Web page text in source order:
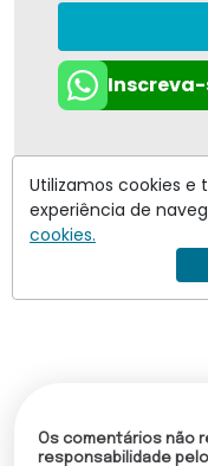
Os comentários não
responsabilidade
Utilizamos cookies e
experiência de
cookies.